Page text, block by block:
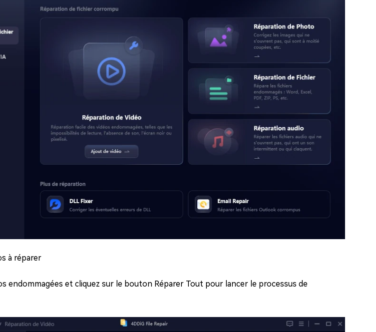
à réparer
endommagées et cliquez sur le bouton Réparer Tout pour lancer le processus de